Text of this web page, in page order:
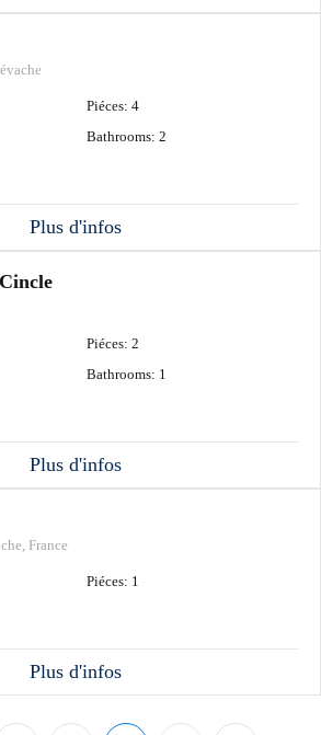
Piéces: 4
Bathrooms: 2
Plus d'infos
Piéces: 2
Bathrooms: 1
Plus d'infos
France
Piéces: 1
Plus d'infos